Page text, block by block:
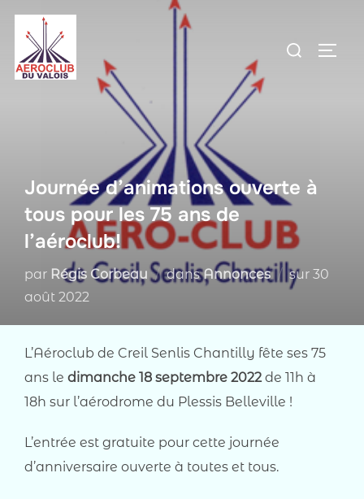
contenu
Rechercher :
Journée d’animations ouverte à
tous pour les 75 ans de
l’aéroclub!
par Régis Corbeau dansAnnonces sur Publié
30
août 2022
L’Aéroclub de Creil Senlis Chantilly fête ses 75
ans le dimanche 18 septembre 2022de 11h à
18h sur l’aérodrome du Plessis Belleville !
L’entrée est gratuite pour cette journée
d’anniversaire ouverte à toutes et tous.